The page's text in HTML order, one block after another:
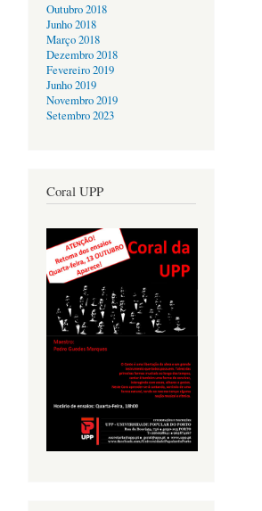
Outubro 2018
Junho 2018
Março 2018
Dezembro 2018
Fevereiro 2019
Junho 2019
Novembro 2019
Setembro 2023
Coral UPP